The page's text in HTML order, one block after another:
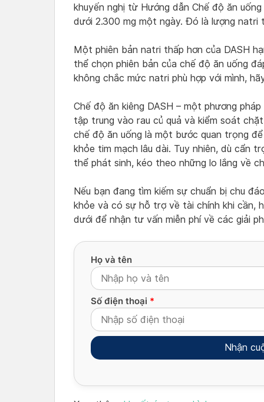
khuyến nghị từ Hướng dẫn Chế độ ăn
dưới 2.300 mg một ngày. Đó là lượng natri
Một phiên bản natri thấp hơn của DASH
thể chọn phiên bản của chế độ ăn uống
không chắc mức natri phù hợp với mình,
Chế độ ăn kiêng DASH – một phương
tập trung vào rau củ quả và kiểm soát
chế độ ăn uống là một bước quan trọng
khỏe tim mạch lâu dài. Tuy nhiên, dù cẩn
thể phát sinh, kéo theo những lo lắng về
Nếu bạn đang tìm kiếm sự chuẩn bị chu
khỏe và có sự hỗ trợ về tài chính khi cần,
dưới để nhận tư vấn miễn phí về các giải
Họ và tên
Số điện thoại *